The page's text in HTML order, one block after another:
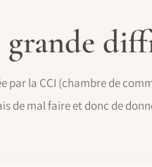
grande
par la CCI (chambre de
de mal faire et donc de